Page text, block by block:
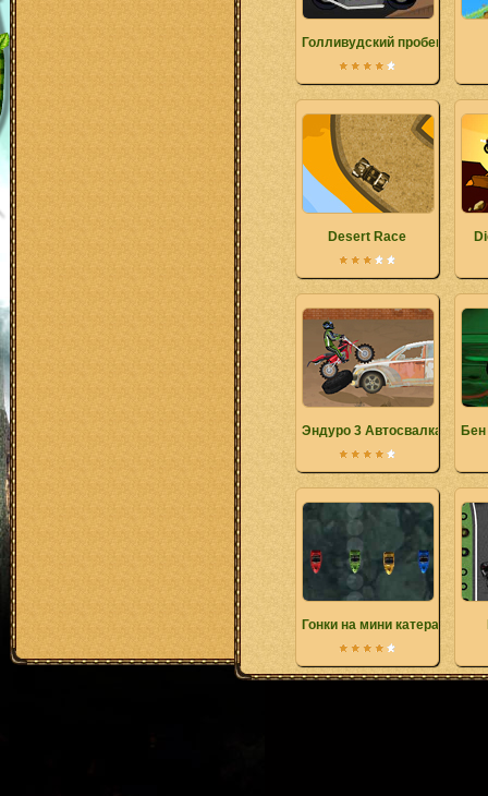
Голливудский пробег
Desert Race
Эндуро 3 Автосвалка
Гонки на мини катерах